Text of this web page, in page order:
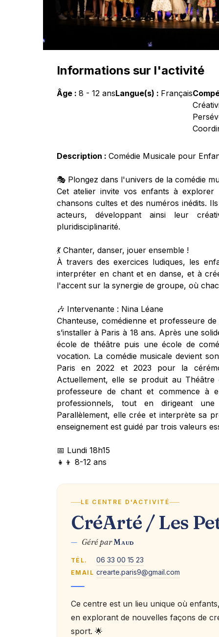
Informations sur l'activité
Âge : 8 - 12 ansLangue(s) : Français
Description : Comédie Musicale pour
🎭 Plongez dans l'univers de la comédie
Cet atelier invite vos enfants à
chansons cultes et des numéros inédits.
acteurs, développant ainsi leur
pluridisciplinarité.
💃 Chanter, danser, jouer ensemble !
À travers des exercices ludiques, les
interpréter en chant et en danse, et à
l'accent sur la synergie de groupe, où
🎶 Intervenante : Nina Léane
Chanteuse, comédienne et professeure
s’installer à Paris à 18 ans. Après une
école de théâtre puis une école de
vocation. La comédie musicale devient
Paris en 2022 et 2023 pour la
Actuellement, elle se produit au
professeure de chant et commence à
professionnels, tout en dirigeant
Parallèlement, elle crée et interprète sa
enseignement est guidé par trois valeurs
📅 Lundi 18h15
👧👦 8-12 ans
LE CENTRE D'ACTIVITÉ
CréArté / Les
— Géré parMaud
TÉL. 06 33 00 15 23
EMAIL crearte.paris9@gmail.com
Ce centre est un lieu unique où
en explorant de nouvelles façons de
sport. 🌟